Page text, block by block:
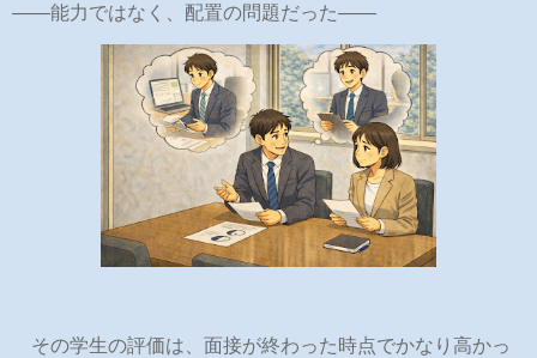
――能力ではなく、配置の問題だった――
その学生の評価は、面接が終わった時点でかなり高かっ